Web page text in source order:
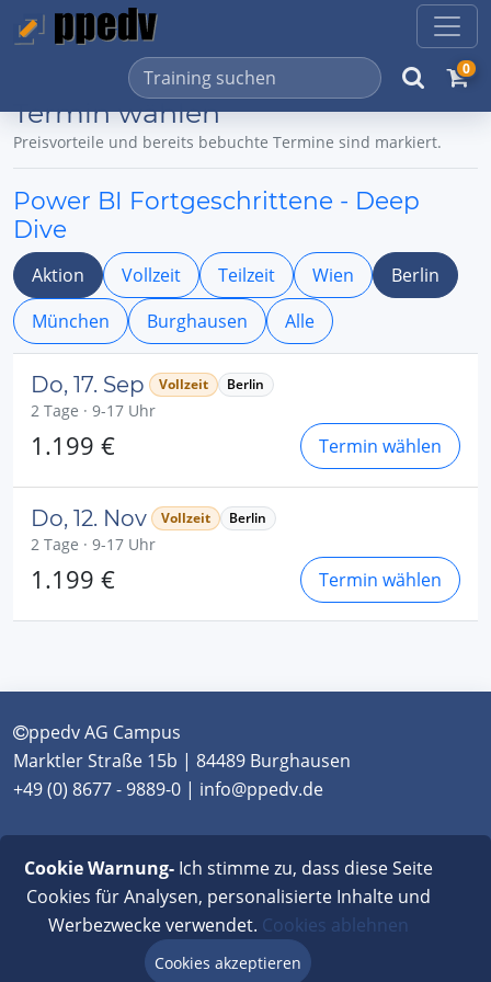
0
Termin wählen
Preisvorteile und bereits bebuchte Termine sind markiert.
Power BI Fortgeschrittene - Deep
Dive
Aktion Vollzeit Teilzeit Wien
Berlin
München
Burghausen Alle
Do, 17. Sep Vollzeit Berlin
2 Tage · 9-17 Uhr
1.199 € Termin wählen
Do, 12. Nov Vollzeit Berlin
2 Tage · 9-17 Uhr
1.199 € Termin wählen
ppedv AG Campus
Marktler Straße 15b | 84489 Burghausen
+49 (0) 8677 - 9889-0 | info@ppedv.de
Classroom
|Impressum|Datenschutz|FAQ
Cookie Warnung-Ich stimme zu, dass diese Seite
Cookies für Analysen, personalisierte Inhalte und
Werbezwecke verwendet. Cookies ablehnen
Cookies akzeptieren